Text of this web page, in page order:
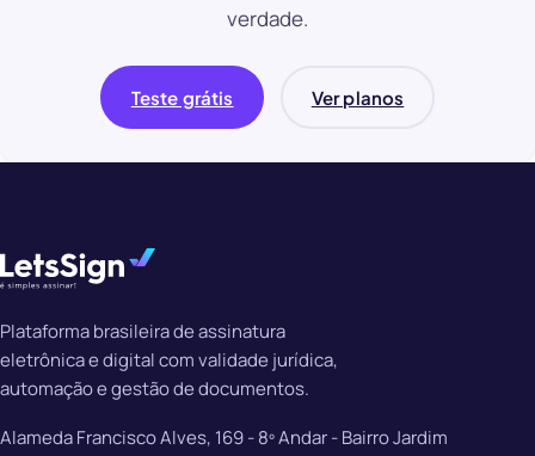
verdade.
Teste grátis Ver planos
Plataforma brasileira de assinatura
eletrônica e digital com validade jurídica,
automação e gestão de documentos.
Alameda Francisco Alves, 169 - 8º Andar - Bairro Jardim